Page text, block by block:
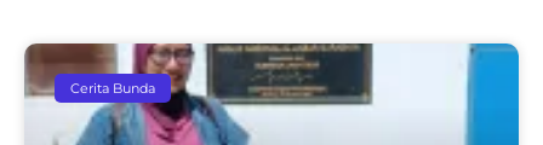
Cerita Bunda